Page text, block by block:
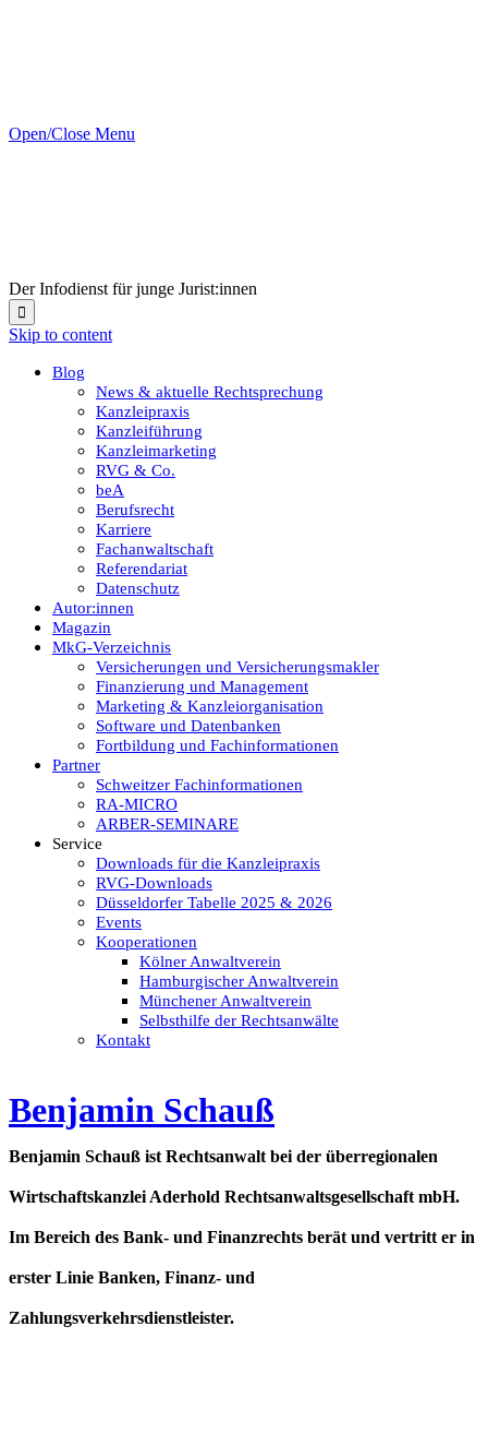
Open/Close Menu
Der Infodienst für junge Jurist:innen

Skip to content
Blog
News & aktuelle Rechtsprechung
Kanzleipraxis
Kanzleiführung
Kanzleimarketing
RVG & Co.
beA
Berufsrecht
Karriere
Fachanwaltschaft
Referendariat
Datenschutz
Autor:innen
Magazin
MkG-Verzeichnis
Versicherungen und Versicherungsmakler
Finanzierung und Management
Marketing & Kanzleiorganisation
Software und Datenbanken
Fortbildung und Fachinformationen
Partner
Schweitzer Fachinformationen
RA-MICRO
ARBER-SEMINARE
Service
Downloads für die Kanzleipraxis
RVG-Downloads
Düsseldorfer Tabelle 2025 & 2026
Events
Kooperationen
Kölner Anwaltverein
Hamburgischer Anwaltverein
Münchener Anwaltverein
Selbsthilfe der Rechtsanwälte
Kontakt
Benjamin Schauß
Benjamin Schauß ist Rechtsanwalt bei der überregionalen
Wirtschaftskanzlei Aderhold Rechtsanwaltsgesellschaft mbH.
Im Bereich des Bank- und Finanzrechts berät und vertritt er in
erster Linie Banken, Finanz- und
Zahlungsverkehrsdienstleister.